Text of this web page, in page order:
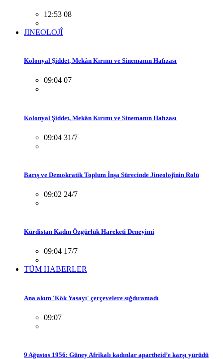
12:53 08
JINEOLOJÎ
Kolonyal Şiddet, Mekân Kırımı ve Sinemanın Hafızası
09:04 07
Kolonyal Şiddet, Mekân Kırımı ve Sinemanın Hafızası
09:04 31/7
Barış ve Demokratik Toplum İnşa Sürecinde Jineolojînin Rolü
09:02 24/7
Kürdistan Kadın Özgürlük Hareketi Deneyimi
09:04 17/7
TÜM HABERLER
Ana akım 'Kök Yasayı' çerçevelere sığdıramadı
09:07
9 Ağustos 1956: Güney Afrikalı kadınlar apartheid’e karşı yürüdü